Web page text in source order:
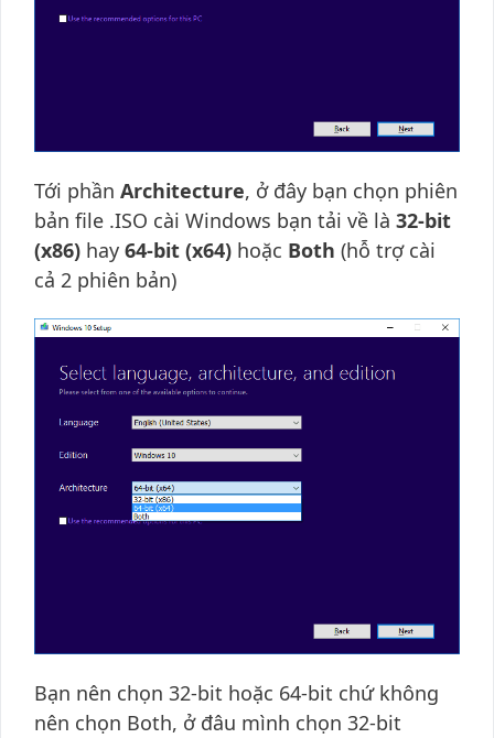
Tới phần Architecture, ở đây bạn chọn phiên
bản file .ISO cài Windows bạn tải về là 32-bit
(x86) hay 64-bit (x64) hoặc Both (hỗ trợ cài
cả 2 phiên bản)
Bạn nên chọn 32-bit hoặc 64-bit chứ không
nên chọn Both, ở đâu mình chọn 32-bit